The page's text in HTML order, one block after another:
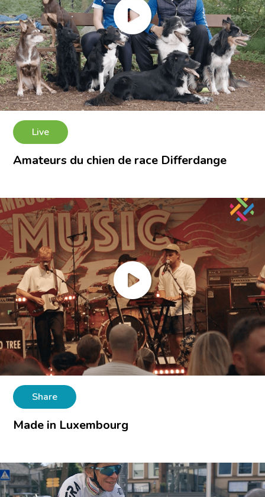
Live
Amateurs du chien de race Differdange
Share
Made in Luxembourg